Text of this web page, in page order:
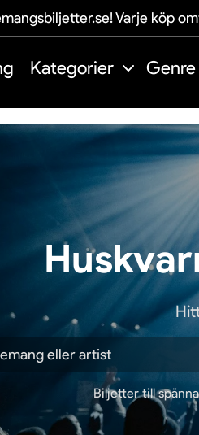
Varje köp
Kategorier Genre
Biljetter till